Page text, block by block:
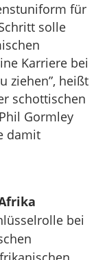
für
solle
Karriere bei
ziehen”, heißt
schottischen
Gormley
damit
bei